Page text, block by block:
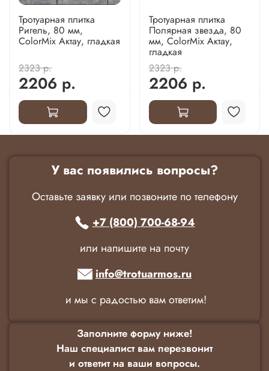
Тротуарная плитка
Ригель, 80 мм,
ColorMix Актау, гладкая
2323 р.
2206 р.
Тротуарная плитка
Полярная звезда, 80
мм, ColorMix Актау,
гладкая
2323 р.
2206 р.
У вас появились вопросы?
Оставьте заявку или позвоните по телефону
+7 (800) 700-68-94
или напишите на почту
info@trotuarmos.ru
и мы с радостью вам ответим!
Заполните форму ниже!
Наш специалист вам перезвонит
и ответит на ваши вопросы.